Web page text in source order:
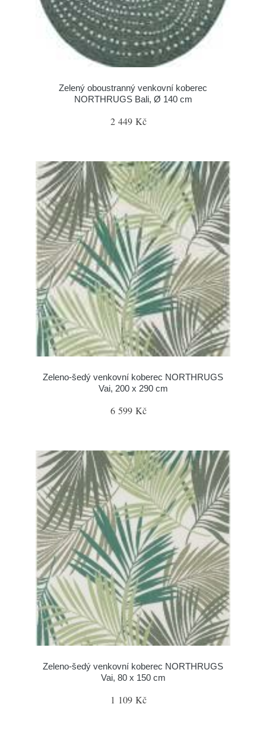
Zelený oboustranný venkovní koberec
NORTHRUGS Bali, Ø 140 cm
2 449 Kč
Zeleno-šedý venkovní koberec NORTHRUGS
Vai, 200 x 290 cm
6 599 Kč
Zeleno-šedý venkovní koberec NORTHRUGS
Vai, 80 x 150 cm
1 109 Kč